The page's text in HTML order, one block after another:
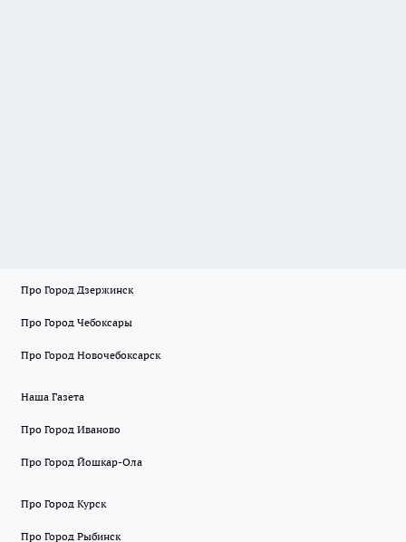
Про Город Дзержинск
Про Город Чебоксары
Про Город Новочебоксарск
Наша Газета
Про Город Иваново
Про Город Йошкар-Ола
Про Город Курск
Про Город Рыбинск